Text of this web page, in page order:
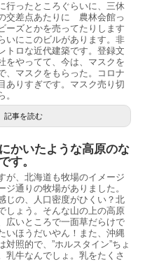
行ったところぐらいに、三休
交差点あたりに 農林会館っ
ーズとかを売ってたりします
いにこのビルがあります。非
トロな近代建築です。登録文
をやってて、今は、マスクを
、マスクをもらった。コロナ
ありすぎです。マスク売り切
記事を読む
かいたような高原のな
す。
が、北海道も牧場のイメージ
ジ通りの牧場がありました。
じの、人口密度がひくい？北
しょう。そんな山の上の高原
いところで一面草だらけで
いほうだいやん！また、沖縄
照的で、”ホルスタイン”ちょ
乳牛なんでしょ。乳をたくさ